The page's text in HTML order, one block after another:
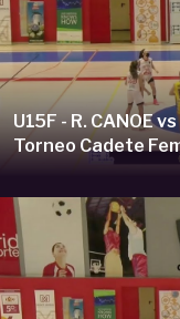
U15F - R. CANOE
Torneo Cadete